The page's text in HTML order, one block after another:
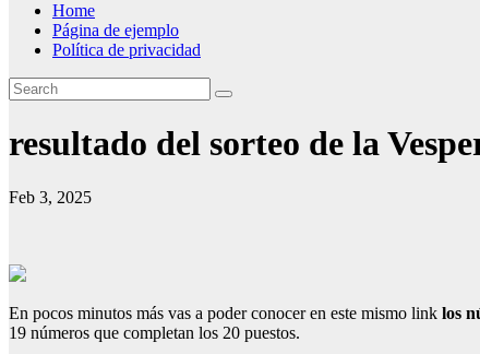
Home
Página de ejemplo
Política de privacidad
resultado del sorteo de la
Feb 3, 2025
En pocos minutos más vas a poder conocer en este mismo link los
19 números que completan los 20 puestos.